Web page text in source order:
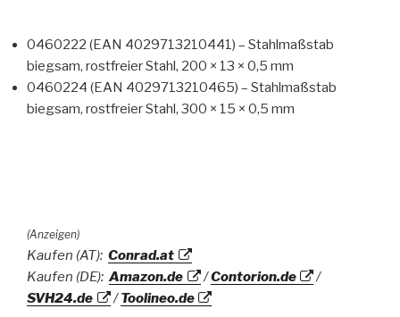
0460222 (EAN 4029713210441) – Stahlmaßstab
biegsam, rostfreier Stahl, 200 × 13 × 0,5 mm
0460224 (EAN 4029713210465) – Stahlmaßstab
biegsam, rostfreier Stahl, 300 × 15 × 0,5 mm
(Anzeigen)
Kaufen (AT): Conrad.at
Kaufen (DE): Amazon.de /Contorion.de
/
SVH24.de
/Toolineo.de